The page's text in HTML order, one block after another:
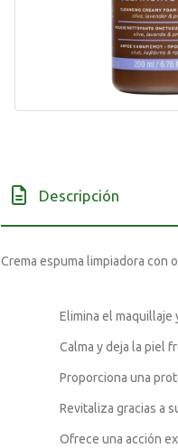
Descripción
Crema espuma limpiadora con
Elimina el maquillaje
Calma y deja la piel
Proporciona una
Revitaliza gracias a
Ofrece una acción